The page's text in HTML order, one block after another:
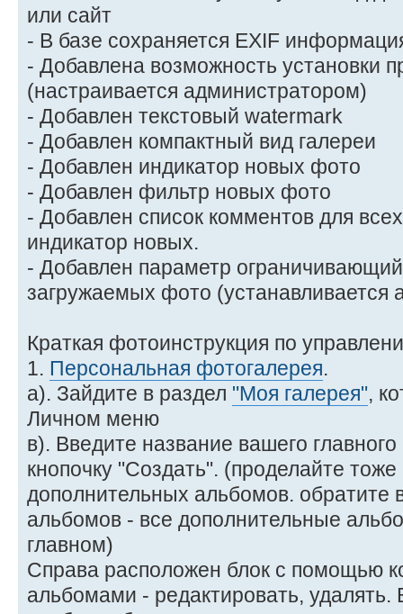
или сайт
- В базе сохраняется EXIF
- Добавлена возможность установки
(настраивается администратором)
- Добавлен текстовый watermark
- Добавлен компактный вид галереи
- Добавлен индикатор новых фото
- Добавлен фильтр новых фото
- Добавлен список комментов для
индикатор новых.
- Добавлен параметр
загружаемых фото (устанавливается
Краткая фотоинструкция по
1. Персональная фотогалерея.
а). Зайдите в раздел "Моя галерея",
Личном меню
в). Введите название вашего
кнопочку "Создать". (проделайте
дополнительных альбомов. обратите
альбомов - все дополнительные
главном)
Справа расположен блок с помощью
альбомами - редактировать,